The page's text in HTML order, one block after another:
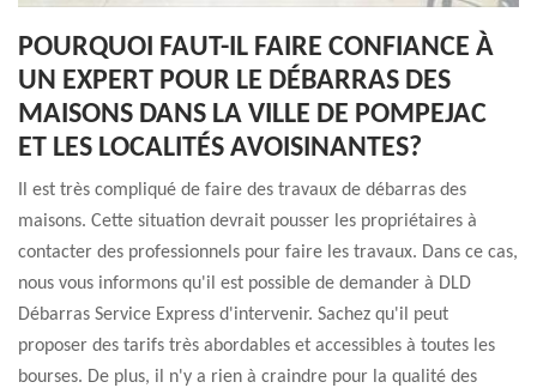
POURQUOI FAUT-IL FAIRE CONFIANCE À
UN EXPERT POUR LE DÉBARRAS DES
MAISONS DANS LA VILLE DE POMPEJAC
ET LES LOCALITÉS AVOISINANTES?
Il est très compliqué de faire des travaux de débarras des
maisons. Cette situation devrait pousser les propriétaires à
contacter des professionnels pour faire les travaux. Dans ce cas,
nous vous informons qu'il est possible de demander à DLD
Débarras Service Express d'intervenir. Sachez qu'il peut
proposer des tarifs très abordables et accessibles à toutes les
bourses. De plus, il n'y a rien à craindre pour la qualité des